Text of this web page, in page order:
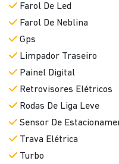
Farol De Led
Farol De Neblina
Gps
Limpador Traseiro
Painel Digital
Retrovisores Elétricos
Rodas De Liga Leve
Sensor De
Trava Elétrica
Turbo